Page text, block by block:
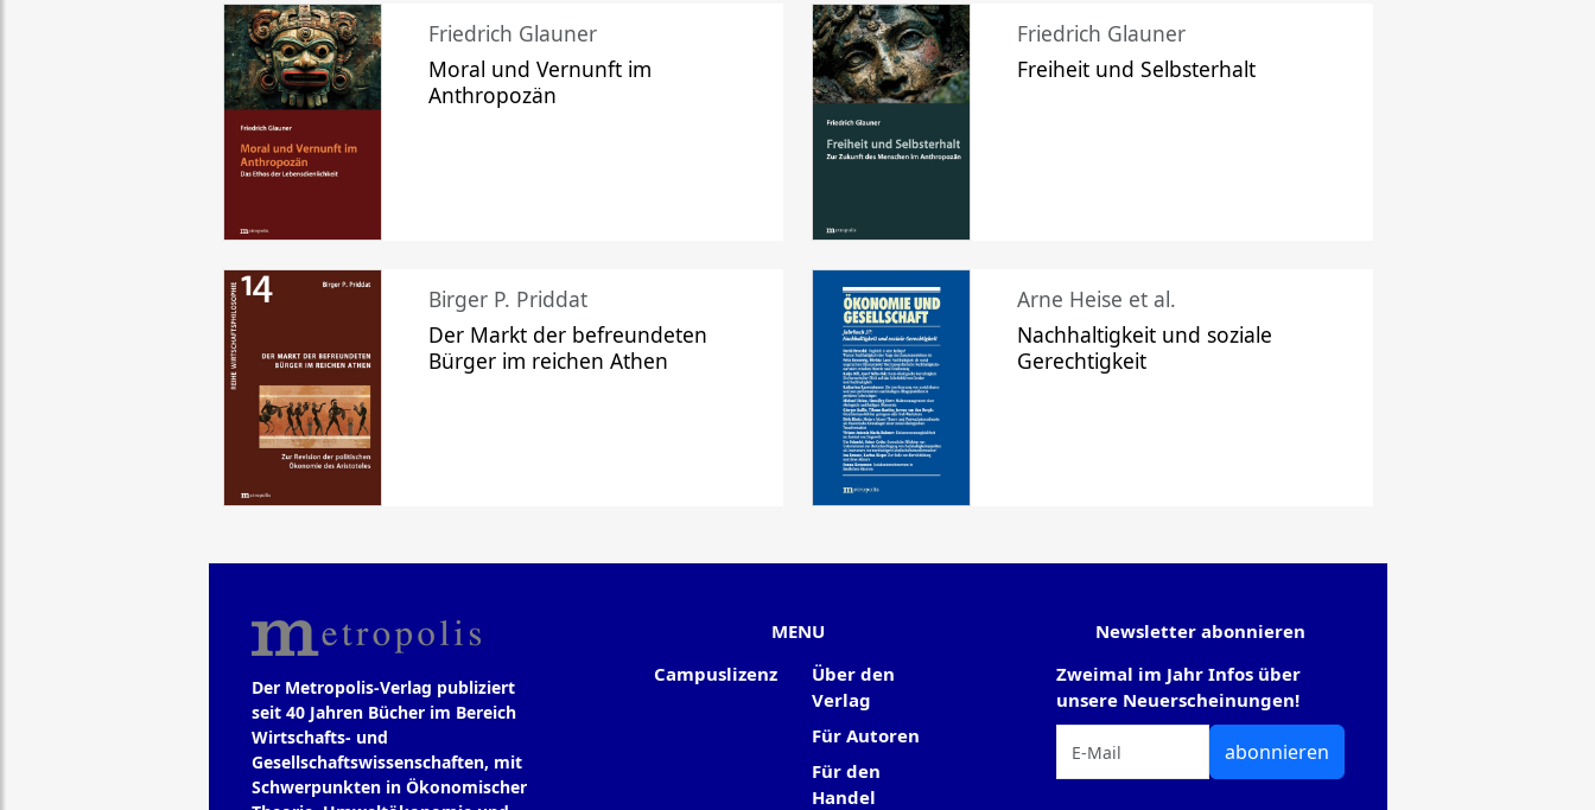
Friedrich Glauner
Moral und Vernunft im
Anthropozän
Friedrich Glauner
Freiheit und Selbsterhalt
Birger P. Priddat
Der Markt der befreundeten
Bürger im reichen Athen
Arne Heise et al.
Nachhaltigkeit und soziale
Gerechtigkeit
Der Metropolis-Verlag publiziert
seit 40 Jahren Bücher im Bereich
Wirtschafts- und
Gesellschaftswissenschaften, mit
Schwerpunkten in Ökonomischer
MENU
Campuslizenz
Über den
Verlag
Für Autoren
Für den
Handel
Newsletter abonnieren
Zweimal im Jahr Infos über
unsere Neuerscheinungen!
abonnieren